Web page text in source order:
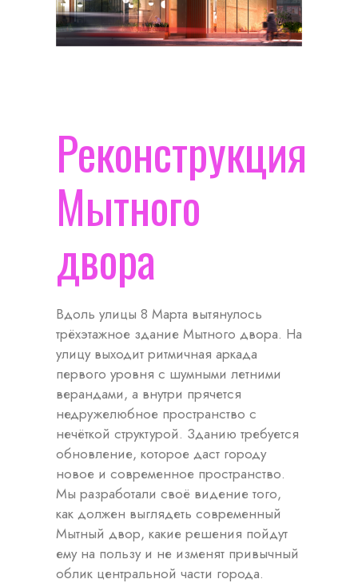
Реконструкция
Мытного
двора
Вдоль улицы 8 Марта вытянулось
трёхэтажное здание Мытного двора. На
улицу выходит ритмичная аркада
первого уровня с шумными летними
верандами, а внутри прячется
недружелюбное пространство с
нечёткой структурой. Зданию требуется
обновление, которое даст городу
новое и современное пространство.
Мы разработали своё видение того,
как должен выглядеть современный
Мытный двор, какие решения пойдут
ему на пользу и не изменят привычный
облик центральной части города.